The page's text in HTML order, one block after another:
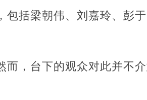
包括梁朝伟、刘嘉玲、彭
，台下的观众对此并不